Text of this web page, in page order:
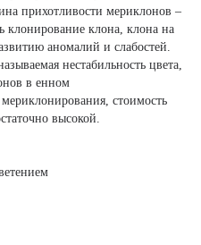
прихотливости мериклонов –
клонирование клона, клона на
аномалий и слабостей.
нестабильность цвета,
в енном
стоимость
высокой.